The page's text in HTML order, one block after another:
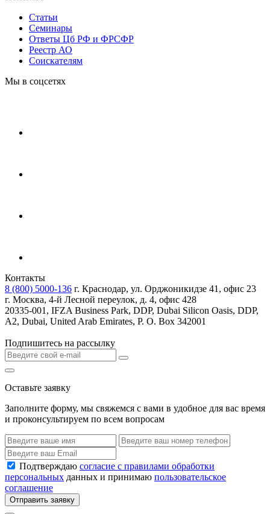
Статьи
Cеминары
Ответы Цб РФ и ФРСФР
Реестр АО
Соискателям
Мы в соцсетях
Контакты
8 (800) 5000-136 г. Краснодар, ул. Орджоникидзе 41, офис 23
г. Москва, 4-й Лесной переулок, д. 4, офис 428
20335-001, IFZA Business Park, DDP, Dubai Silicon Oasis, DDP,
A2, Dubai, United Arab Emirates, P. O. Box 342001
Подпишитесь на рассылку
Оставьте заявку
Заполните форму, мы свяжемся с вами в удобное для вас время
и проконсультируем по всем вопросам
Подтверждаю согласие с правилами обработки
персональных данных и принимаю пользовательское
соглашение
Отправить заявку